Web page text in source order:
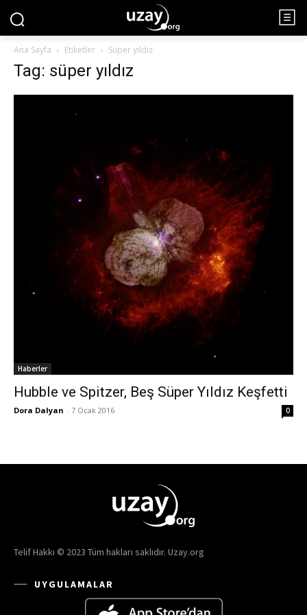
Ana Sayfa Etiketler Süper yıldız
Tag: süper yıldız
Haberler
Hubble ve Spitzer, Beş Süper Yıldız Keşfetti
Dora Dalyan - 7 Ocak 2016 0
Telif Hakkı © 2023 Tüm hakları saklıdır. Uzay.org
UYGULAMALAR